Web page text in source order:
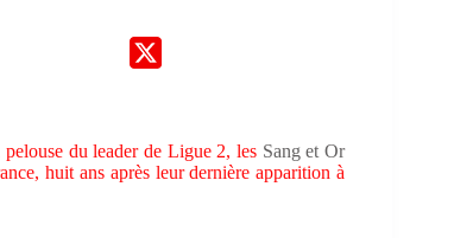
du leader de Ligue 2, les Sang et Or
huit ans après leur dernière apparition à